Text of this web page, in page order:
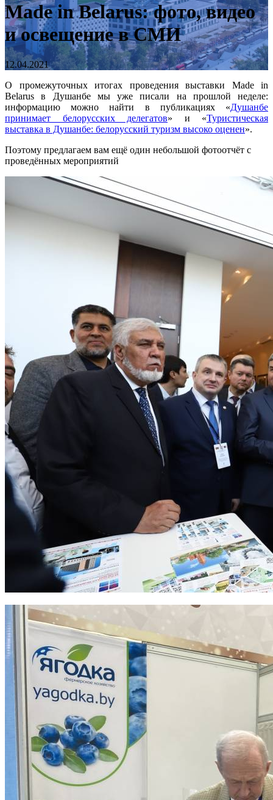
Made in Belarus: фото, видео
и освещение в СМИ
12.04.2021
О промежуточных итогах проведения выставки Made in
Belarus в Душанбе мы уже писали на прошлой неделе:
информацию можно найти в публикациях «Душанбе
принимает белорусских делегатов» и «Туристическая
выставка в Душанбе: белорусский туризм высоко оценен».
Поэтому предлагаем вам ещё один небольшой фотоотчёт с
проведённых мероприятий